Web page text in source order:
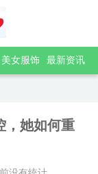
美女服饰 最新资讯
，她如何重